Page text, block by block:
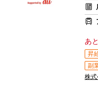
あと
昇
副
株